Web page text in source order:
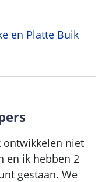
en Platte Buik
ontwikkelen niet
en ik hebben 2
gestaan. We